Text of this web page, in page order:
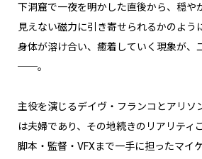
下洞窟で一夜を明かした直後から、穏や
見えない磁力に引き寄せられるかのよう
身体が溶け合い、癒着していく現象が、
──。
主役を演じるデイヴ・フランコとアリソ
は夫婦であり、その地続きのリアリティ
脚本・監督・VFXまで一手に担ったマイ